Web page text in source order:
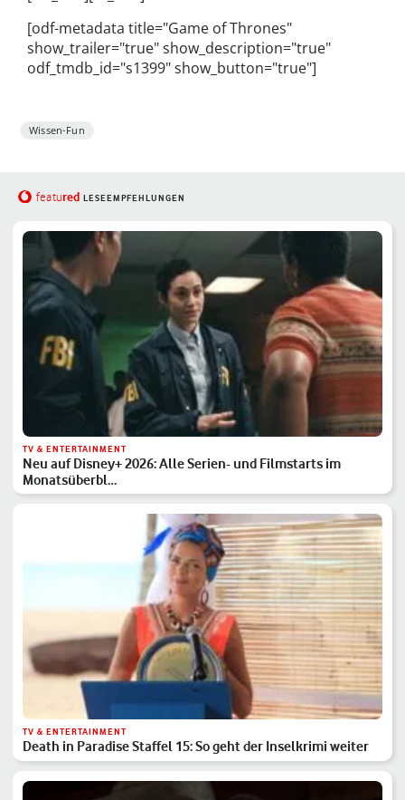
[odf-metadata title="Game of Thrones"
show_trailer="true" show_description="true"
odf_tmdb_id="s1399" show_button="true"]
Wissen-Fun
featured LESEEMPFEHLUNGEN
TV & ENTERTAINMENT
Neu auf Disney+ 2026: Alle Serien- und Filmstarts im
Monatsüberbl…
TV & ENTERTAINMENT
Death in Paradise Staffel 15: So geht der Inselkrimi weiter